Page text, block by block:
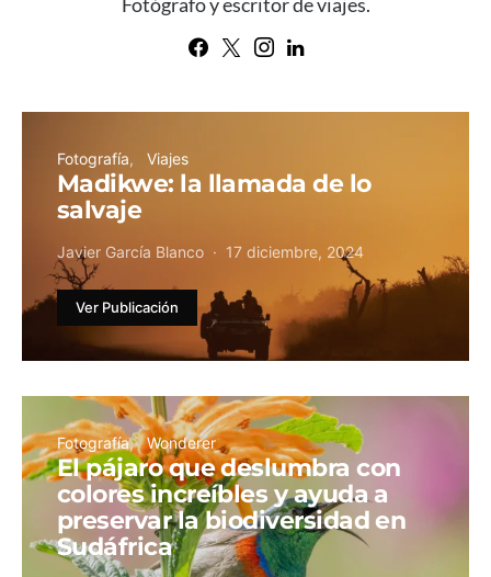
Fotografía Viajes
Madikwe: la llamada de lo
salvaje
Javier García Blanco 17 diciembre, 2024
Ver Publicación
Fotografía Wonderer
El pájaro que deslumbra con
colores increíbles y ayuda a
preservar la biodiversidad en
Sudáfrica